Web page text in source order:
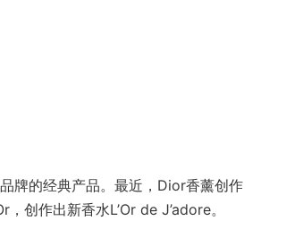
牌的经典产品。最近，Dior香薰创作
创作出新香水L’Or de J’adore。